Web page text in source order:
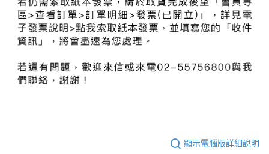
顯示電腦版詳細說明